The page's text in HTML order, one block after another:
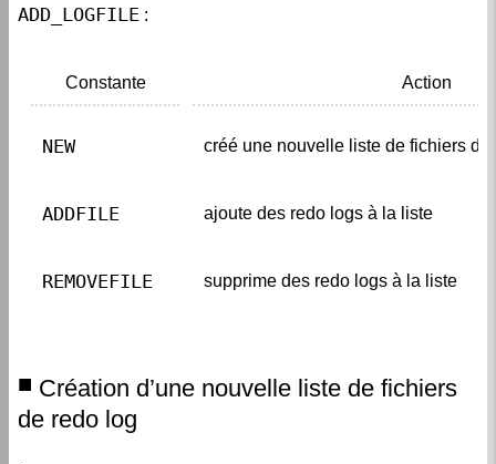
ADD_LOGFILE :
Constante Action
NEW créé une nouvelle liste de fichiers
ADDFILE ajoute des redo logs à la liste
REMOVEFILE supprime des redo logs à la liste
Création d’une nouvelle liste de fichiers
de redo log